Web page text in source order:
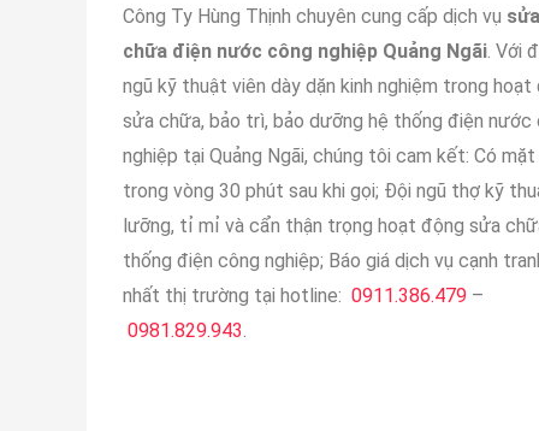
Công Ty Hùng Thịnh chuyên cung cấp dịch vụ sửa
chữa điện nước công nghiệp Quảng Ngãi . Với
ngũ kỹ thuật viên dày dặn kinh nghiệm trong hoạt
sửa chữa, bảo trì, bảo dưỡng hệ thống điện nước
nghiệp tại Quảng Ngãi, chúng tôi cam kết: Có mặt
trong vòng 30 phút sau khi gọi; Đội ngũ thợ kỹ
lưỡng, tỉ mỉ và cẩn thận trọng hoạt động sửa
thống điện công nghiệp; Báo giá dịch vụ cạnh
nhất thị trường tại hotline: 0911.386.479 –
0981.829.943